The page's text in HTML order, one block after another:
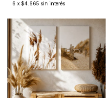
6 x $4.665 sin interés